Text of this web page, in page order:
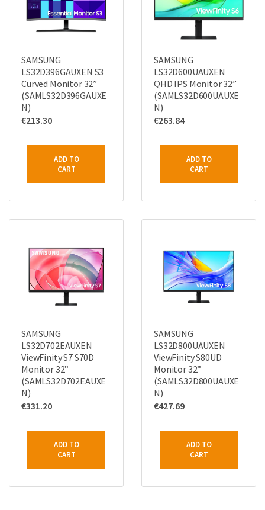
SAMSUNG
LS32D396GAUXEN S3
Curved Monitor 32”
(SAMLS32D396GAUXE
N)
€213.30
ADD TO
CART
SAMSUNG
LS32D600UAUXEN
QHD IPS Monitor 32”
(SAMLS32D600UAUXE
N)
€263.84
ADD TO
CART
SAMSUNG
LS32D702EAUXEN
ViewFinity S7 S70D
Monitor 32”
(SAMLS32D702EAUXE
N)
€331.20
ADD TO
CART
SAMSUNG
LS32D800UAUXEN
ViewFinity S80UD
Monitor 32”
(SAMLS32D800UAUXE
N)
€427.69
ADD TO
CART